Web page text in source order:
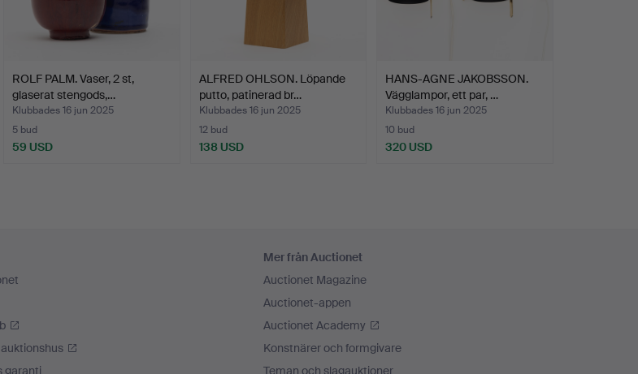
ROLF PALM. Vaser, 2 st,
glaserat stengods,…
Klubbades 16 jun 2025
5 bud
59 USD
ALFRED OHLSON. Löpande
putto, patinerad br…
Klubbades 16 jun 2025
12 bud
138 USD
HANS-AGNE JAKOBSSON.
Vägglampor, ett par, …
Klubbades 16 jun 2025
10 bud
320 USD
Mer från Auctionet
Auctionet Magazine
Auctionet-appen
Auctionet Academy
Konstnärer och formgivare